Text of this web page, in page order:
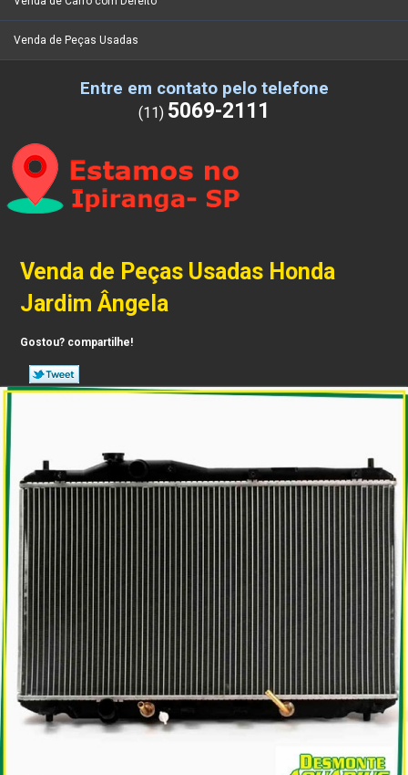
Venda de Peças Usadas
Entre em contato pelo telefone
(11) 5069-2111
Venda de Peças Usadas Honda
Jardim Ângela
Gostou? compartilhe!